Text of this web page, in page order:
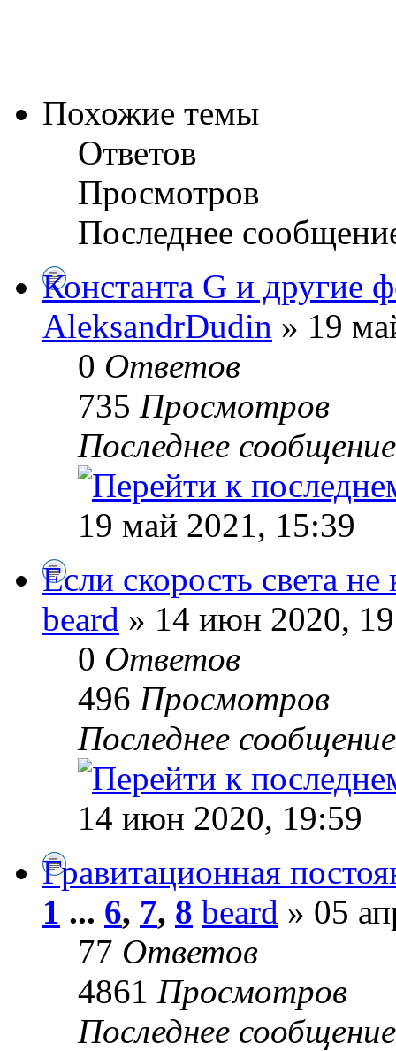
Похожие темы
Ответов
Просмотров
Последнее
Константа G и другие
AleksandrDudin » 19
0 Ответов
735 Просмотров
Последнее
19 май 2021, 15:39
Если скорость света не
beard » 14 июн 2020,
0 Ответов
496 Просмотров
Последнее
14 июн 2020, 19:59
Гравитационная
1 ... 6, 7, 8 beard » 05
77 Ответов
4861 Просмотров
Последнее